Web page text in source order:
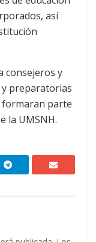
así
consejeros y
preparatorias
formaran parte
la UMSNH.